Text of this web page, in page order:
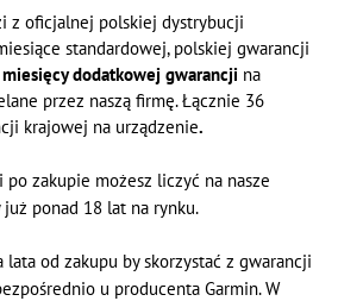
z oficjalnej polskiej dystrybucji
standardowej, polskiej gwarancji
dodatkowej gwarancji na
przez naszą firmę. Łącznie 36
krajowej na urządzenie.
zakupie możesz liczyć na nasze
ponad 18 lat na rynku.
lata od zakupu by skorzystać z gwarancji
u producenta Garmin. W